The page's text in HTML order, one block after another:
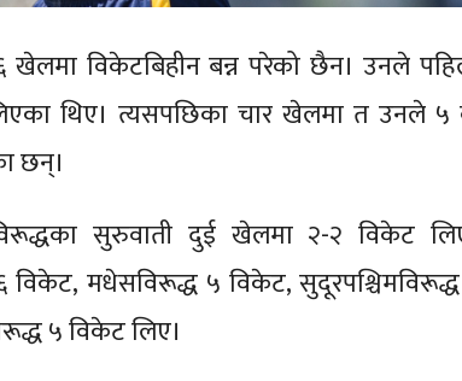
खेलमा विकेटबिहीन बन्न परेको छैन। उनले
थिए। त्यसपछिका चार खेलमा त उनले ५
छन्।
सुरुवाती दुई खेलमा २-२ विकेट
विकेट, मधेसविरूद्ध ५ विकेट,
५ विकेट लिए।